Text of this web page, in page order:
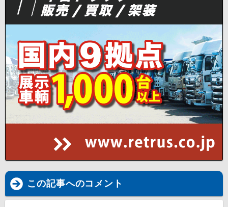
この記事へのコメント